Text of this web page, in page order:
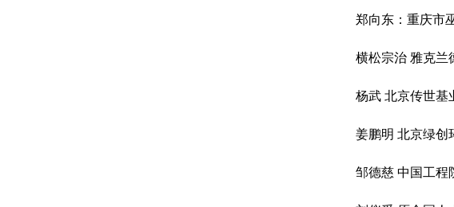
郑向东：重庆市
姜鹏明 北京绿创
邹德慈 中国工程